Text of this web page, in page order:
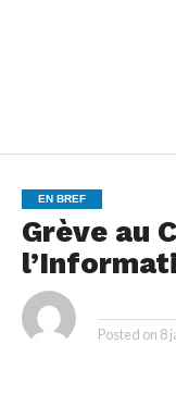
EN BREF
Grève au
Posted on 8